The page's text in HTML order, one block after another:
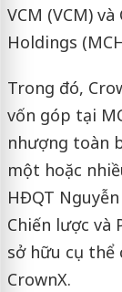
VCM (VCM)
Holdings
Trong đó,
vốn góp tại
nhượng toàn
một hoặc
HĐQT
Chiến lược và
sở hữu cụ thể
CrownX.